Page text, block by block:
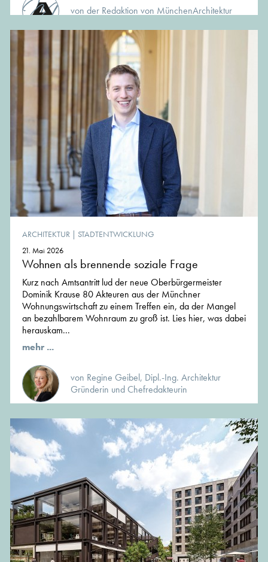
von der Redaktion von MünchenArchitektur
ARCHITEKTUR | STADTENTWICKLUNG
21. Mai 2026
Wohnen als brennende soziale Frage
Kurz nach Amtsantritt lud der neue Oberbürgermeister
Dominik Krause 80 Akteuren aus der Münchner
Wohnungswirtschaft zu einem Treffen ein, da der Mangel
an bezahlbarem Wohnraum zu groß ist. Lies hier, was dabei
herauskam...
mehr ...
von Regine Geibel, Dipl.-Ing. Architektur
Gründerin und Chefredakteurin